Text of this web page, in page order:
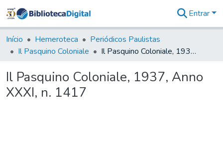
&
Coleções
Tudo na
Digital
Entrar
Início Hemeroteca
Periódicos Paulistas
Il Pasquino Coloniale
Il Pasquino Coloniale, 1937, Anno XXXI, n. 1417
Il Pasquino Coloniale, 1937, Anno
XXXI, n. 1417